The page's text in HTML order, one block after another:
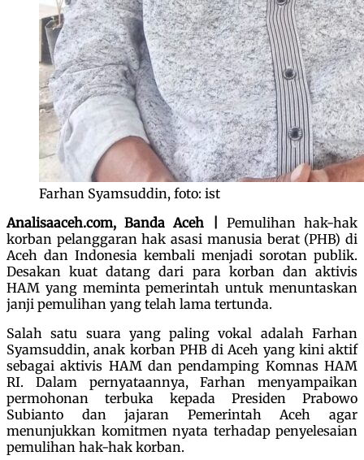
Farhan Syamsuddin, foto: ist
Analisaaceh.com, Banda Aceh |
Pemulihan hak-hak
korban pelanggaran hak asasi manusia berat (PHB) di
Aceh dan Indonesia kembali menjadi sorotan publik.
Desakan kuat datang dari para korban dan aktivis
HAM yang meminta pemerintah untuk menuntaskan
janji pemulihan yang telah lama tertunda.
Salah satu suara yang paling vokal adalah Farhan
Syamsuddin, anak korban PHB di Aceh yang kini aktif
sebagai aktivis HAM dan pendamping Komnas HAM
RI. Dalam pernyataannya, Farhan menyampaikan
permohonan terbuka kepada Presiden Prabowo
Subianto dan jajaran Pemerintah Aceh agar
menunjukkan komitmen nyata terhadap penyelesaian
pemulihan hak-hak korban.